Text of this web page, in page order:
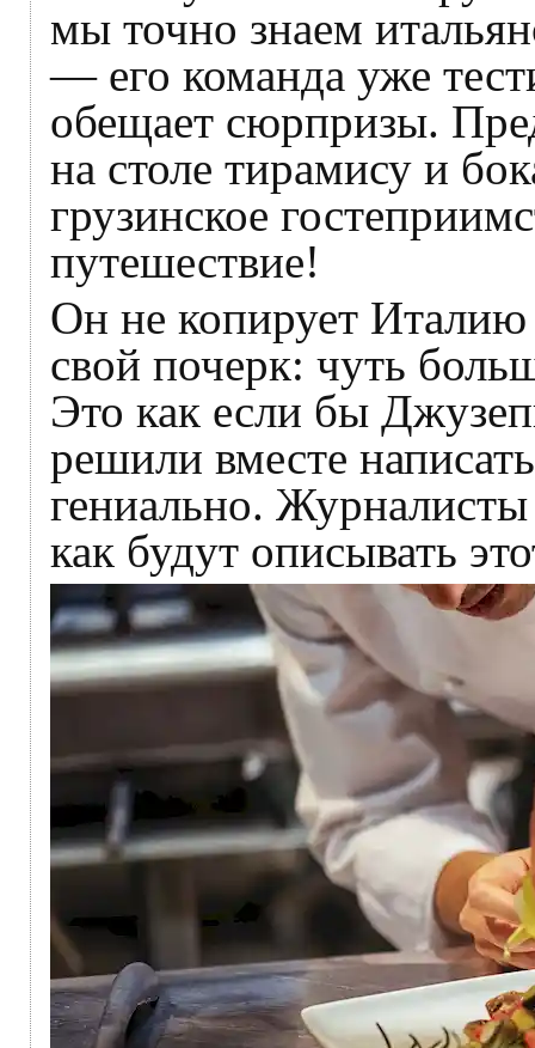
мы точно знаем
— его команда уже
обещает сюрпризы.
на столе тирамису и
грузинское
путешествие!
Он не копирует Италию
свой почерк: чуть
Это как если бы
решили вместе
гениально.
как будут описывать